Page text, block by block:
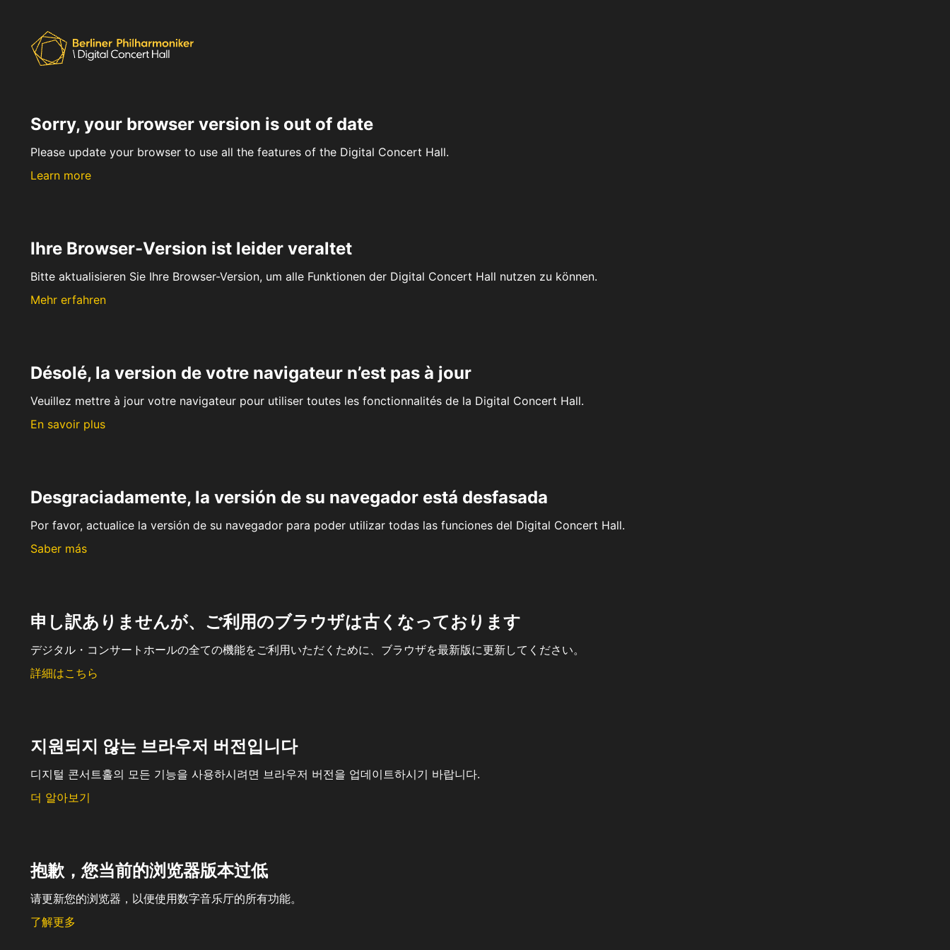
Sorry, your browser version is out of date
Please update your browser to use all the features of the Digital Concert Hall.
Learn more
Ihre Browser-Version ist leider veraltet
Bitte aktualisieren Sie Ihre Browser-Version, um alle Funktionen der Digital Concert Hall nutzen zu können.
Mehr erfahren
Désolé, la version de votre navigateur n’est pas à jour
Veuillez mettre à jour votre navigateur pour utiliser toutes les fonctionnalités de la Digital Concert Hall.
En savoir plus
Desgraciadamente, la versión de su navegador está desfasada
Por favor, actualice la versión de su navegador para poder utilizar todas las funciones del Digital Concert Hall.
Saber más
申し訳ありませんが、ご利用のブラウザは古くなっております
デジタル・コンサートホールの全ての機能をご利用いただくために、ブラウザを最新版に更新してください。
詳細はこちら
지원되지 않는 브라우저 버전입니다
디지털 콘서트홀의 모든 기능을 사용하시려면 브라우저 버전을 업데이트하시기 바랍니다.
더 알아보기
抱歉，您当前的浏览器版本过低
请更新您的浏览器，以便使用数字音乐厅的所有功能。
了解更多